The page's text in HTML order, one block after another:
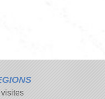
visites